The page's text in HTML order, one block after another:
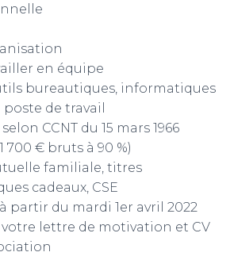
en équipe
bureautiques, informatiques
de travail
CCNT du 15 mars 1966
700 € bruts à 90 %)
familiale, titres
cadeaux, CSE
partir du mardi 1er avril 2022
votre lettre de motivation et CV